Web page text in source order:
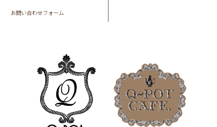
お問い合わせフォーム